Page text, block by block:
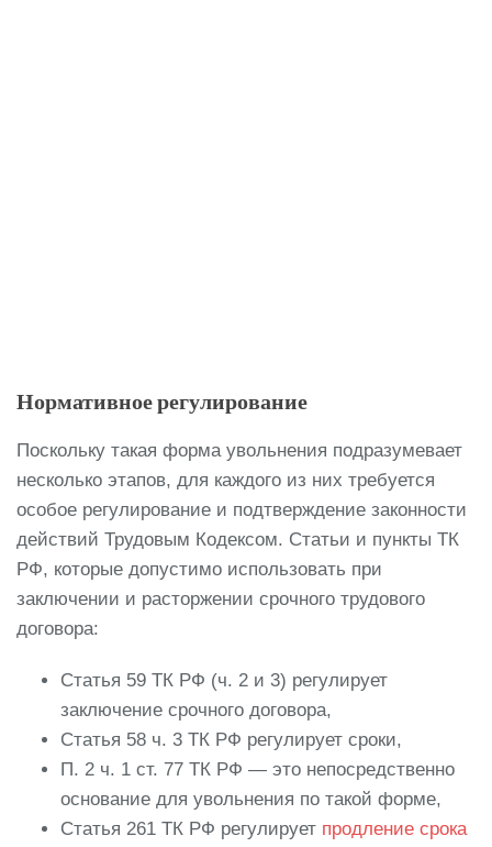
Нормативное регулирование
Поскольку такая форма увольнения подразумевает
несколько этапов, для каждого из них требуется
особое регулирование и подтверждение законности
действий Трудовым Кодексом. Статьи и пункты ТК
РФ, которые допустимо использовать при
заключении и расторжении срочного трудового
договора:
Статья 59 ТК РФ (ч. 2 и 3) регулирует
заключение срочного договора,
Статья 58 ч. 3 ТК РФ регулирует сроки,
П. 2 ч. 1 ст. 77 ТК РФ — это непосредственно
основание для увольнения по такой форме,
Статья 261 ТК РФ регулирует продление срока